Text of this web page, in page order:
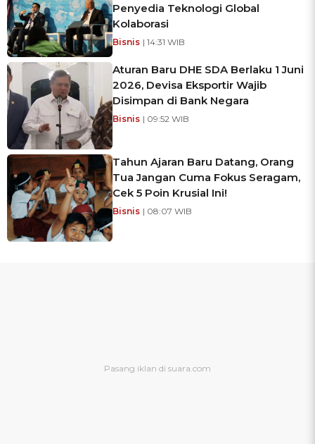
Penyedia Teknologi Global
Kolaborasi
Bisnis | 14:31 WIB
Aturan Baru DHE SDA Berlaku 1 Juni
2026, Devisa Eksportir Wajib
Disimpan di Bank Negara
Bisnis | 09:52 WIB
Tahun Ajaran Baru Datang, Orang
Tua Jangan Cuma Fokus Seragam,
Cek 5 Poin Krusial Ini!
Bisnis | 08:07 WIB